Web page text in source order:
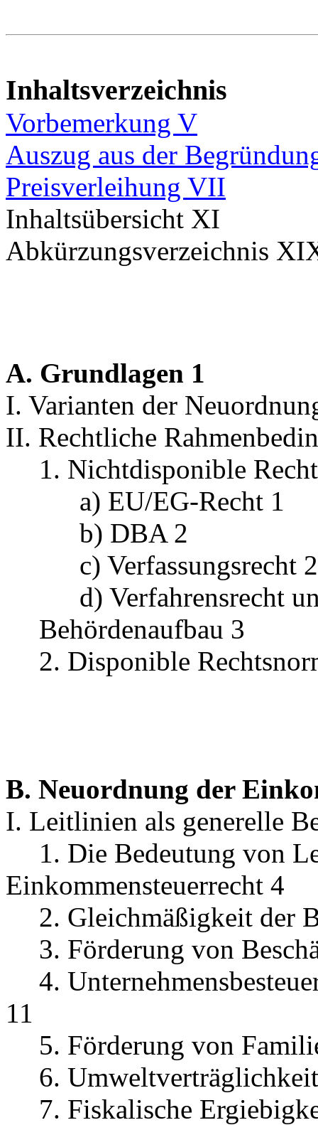
Inhaltsverzeichnis
Vorbemerkung V
Auszug aus der
Preisverleihung VII
Inhaltsübersicht XI
Abkürzungsverzeichnis
A. Grundlagen 1
I. Varianten der
II. Rechtliche
1. Nichtdisponible
a) EU/EG-Recht 1
b) DBA 2
c) Verfassungsrecht 2
d) Verfahrensrecht
Behördenaufbau 3
2. Disponible
B. Neuordnung der
I. Leitlinien als generelle
1. Die Bedeutung von
Einkommensteuerrecht 4
2. Gleichmäßigkeit der
3. Förderung von
4.
11
5. Förderung von
6.
7. Fiskalische